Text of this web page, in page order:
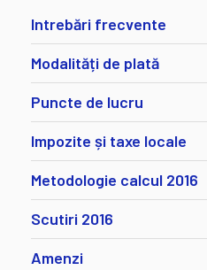
Intrebări frecvente
Modalități de plată
Puncte de lucru
Impozite și taxe locale
Metodologie calcul 2016
Scutiri 2016
Amenzi